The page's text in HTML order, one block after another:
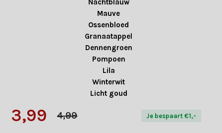
Nachtblauw
Mauve
Ossenbloed
Granaatappel
Dennengroen
Pompoen
Lila
Winterwit
Licht goud
3,99 4,99 Je bespaart €1,-